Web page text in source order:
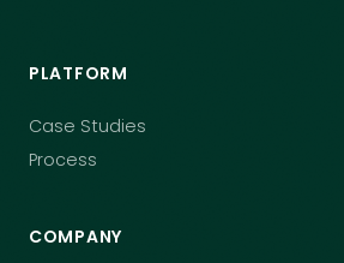
PLATFORM
Case Studies
Process
COMPANY